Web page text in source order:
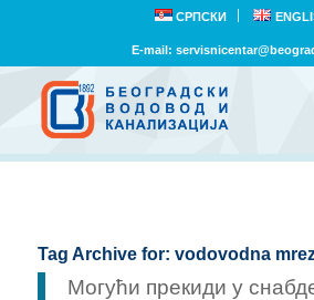
СРПСКИ
E-mail:
Tag Archive for: vodovodna
Могући прекиди у